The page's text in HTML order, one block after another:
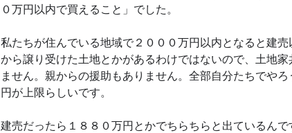
０万円以内で買えること」でした。
私たちが住んでいる地域で２０００万円以内となると建
から譲り受けた土地とかがあるわけではないので、土地家
ません。親からの援助もありません。全部自分たちでや
円が上限らしいです。
建売だったら１８８０万円とかでちらちらと出ているん